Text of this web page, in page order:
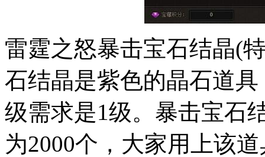
雷霆之怒暴击宝石结晶(
石结晶是紫色的晶石道
级需求是1级。暴击宝石
为2000个，大家用上该